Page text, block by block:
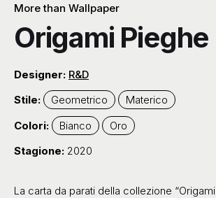
More than Wallpaper
Origami Pieghe
Designer: R&D
Stile:
Geometrico
Materico
Colori:
Bianco
Oro
Stagione: 2020
La carta da parati della collezione “Origami